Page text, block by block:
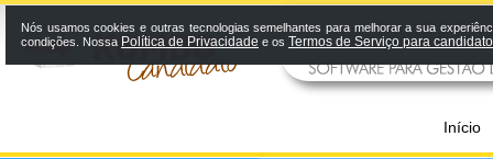
Início
Nós usamos cookies e outras tecnologias semelhantes para melhorar a sua
condições. Nossa Política de Privacidade e os Termos de Serviço para